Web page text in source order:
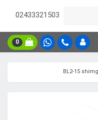
02433321503
0